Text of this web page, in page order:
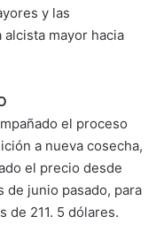
y las
mayor hacia
el proceso
a nueva cosecha,
el precio desde
de junio pasado, para
de 211. 5 dólares.